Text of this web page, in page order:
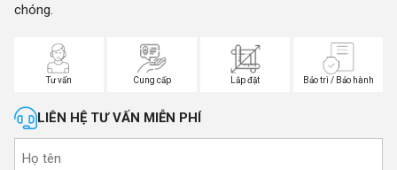
chóng.
Tư vấn Cung cấp Lắp đặt Bảo trì / Bảo hành
LIÊN HỆ TƯ VẤN MIỄN PHÍ